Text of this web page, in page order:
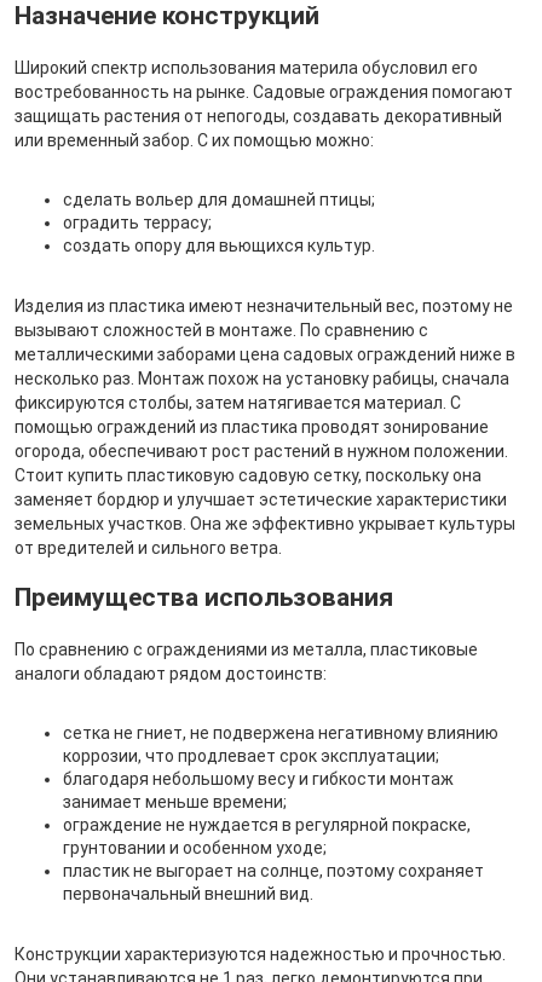
Назначение конструкций
Широкий спектр использования материла обусловил его
востребованность на рынке. Садовые ограждения помогают
защищать растения от непогоды, создавать декоративный
или временный забор. С их помощью можно:
сделать вольер для домашней птицы;
оградить террасу;
создать опору для вьющихся культур.
Изделия из пластика имеют незначительный вес, поэтому не
вызывают сложностей в монтаже. По сравнению с
металлическими заборами цена садовых ограждений ниже в
несколько раз. Монтаж похож на установку рабицы, сначала
фиксируются столбы, затем натягивается материал. С
помощью ограждений из пластика проводят зонирование
огорода, обеспечивают рост растений в нужном положении.
Стоит купить пластиковую садовую сетку, поскольку она
заменяет бордюр и улучшает эстетические характеристики
земельных участков. Она же эффективно укрывает культуры
от вредителей и сильного ветра.
Преимущества использования
По сравнению с ограждениями из металла, пластиковые
аналоги обладают рядом достоинств:
сетка не гниет, не подвержена негативному влиянию
коррозии, что продлевает срок эксплуатации;
благодаря небольшому весу и гибкости монтаж
занимает меньше времени;
ограждение не нуждается в регулярной покраске,
грунтовании и особенном уходе;
пластик не выгорает на солнце, поэтому сохраняет
первоначальный внешний вид.
Конструкции характеризуются надежностью и прочностью.
Они устанавливаются не 1 раз, легко демонтируются при